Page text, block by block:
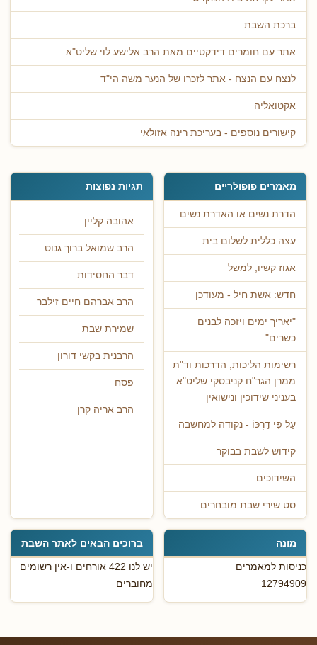
ברכת השבת
אתר עם חומרים דידקטיים מאת הרב אלישע לוי שליט"א
לנצח עם הנצח - אתר לזכרו של הנער משה הי"ד
אקטואליה
קישורים נוספים - בעריכת רינה אזולאי
מאמרים פופולריים
הדרת נשים או האדרת נשים
עצה כללית לשלום בית
אגוז קשיו, למשל
חדש: אשת חיל - מעודכן
"יאריך ימים ויזכה לבנים
כשרים"
רשימות הליכות, הדרכות וד"ת
ממרן הגר"ח קניבסקי שליט"א
בעניני שידוכין ונישואין
עַל פִּי דַרְכּוֹ - נקודה למחשבה
קידוש לשבת בבוקר
השידוכים
סט שירי שבת מובחרים
תגיות נפוצות
אהובה קליין
הרב שמואל ברוך גנוט
דבר החסידות
הרב אברהם חיים זילבר
שמירת שבת
הרבנית בקשי דורון
פסח
הרב אריה קרן
מונה
כניסות למאמרים
12794909
ברוכים הבאים לאתר השבת
יש לנו 422 אורחים ו-אין רשומים
מחוברים